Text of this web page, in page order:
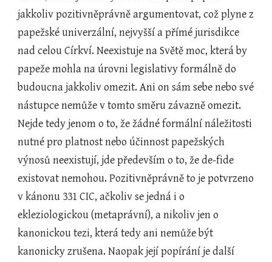
jakkoliv pozitivněprávně argumentovat, což plyne z
papežské univerzální, nejvyšší a přímé jurisdikce
nad celou Církví. Neexistuje na Světě moc, která by
papeže mohla na úrovni legislativy formálně do
budoucna jakkoliv omezit. Ani on sám sebe nebo své
nástupce nemůže v tomto směru závazně omezit.
Nejde tedy jenom o to, že žádné formální náležitosti
nutné pro platnost nebo účinnost papežských
výnosů neexistují, jde především o to, že de-fide
existovat nemohou. Pozitivněprávně to je potvrzeno
v kánonu 331 CIC, ačkoliv se jedná i o
ekleziologickou (metaprávní), a nikoliv jen o
kanonickou tezi, která tedy ani nemůže být
kanonicky zrušena. Naopak její popírání je další